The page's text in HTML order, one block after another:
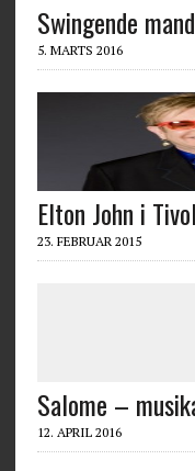
Swingende
5. MARTS 2016
Elton John i
23. FEBRUAR 2015
Salome –
12. APRIL 2016